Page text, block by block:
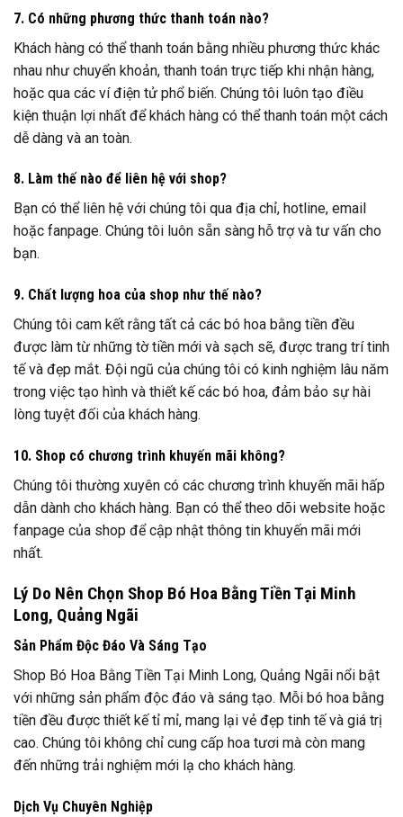
7. Có những phương thức thanh toán nào?
Khách hàng có thể thanh toán bằng nhiều phương thức khác
nhau như chuyển khoản, thanh toán trực tiếp khi nhận hàng,
hoặc qua các ví điện tử phổ biến. Chúng tôi luôn tạo điều
kiện thuận lợi nhất để khách hàng có thể thanh toán một cách
dễ dàng và an toàn.
8. Làm thế nào để liên hệ với shop?
Bạn có thể liên hệ với chúng tôi qua địa chỉ, hotline, email
hoặc fanpage. Chúng tôi luôn sẵn sàng hỗ trợ và tư vấn cho
bạn.
9. Chất lượng hoa của shop như thế nào?
Chúng tôi cam kết rằng tất cả các bó hoa bằng tiền đều
được làm từ những tờ tiền mới và sạch sẽ, được trang trí tinh
tế và đẹp mắt. Đội ngũ của chúng tôi có kinh nghiệm lâu năm
trong việc tạo hình và thiết kế các bó hoa, đảm bảo sự hài
lòng tuyệt đối của khách hàng.
10. Shop có chương trình khuyến mãi không?
Chúng tôi thường xuyên có các chương trình khuyến mãi hấp
dẫn dành cho khách hàng. Bạn có thể theo dõi website hoặc
fanpage của shop để cập nhật thông tin khuyến mãi mới
nhất.
Lý Do Nên Chọn Shop Bó Hoa Bằng Tiền Tại Minh
Long, Quảng Ngãi
Sản Phẩm Độc Đáo Và Sáng Tạo
Shop Bó Hoa Bằng Tiền Tại Minh Long, Quảng Ngãi nổi bật
với những sản phẩm độc đáo và sáng tạo. Mỗi bó hoa bằng
tiền đều được thiết kế tỉ mỉ, mang lại vẻ đẹp tinh tế và giá trị
cao. Chúng tôi không chỉ cung cấp hoa tươi mà còn mang
đến những trải nghiệm mới lạ cho khách hàng.
Dịch Vụ Chuyên Nghiệp